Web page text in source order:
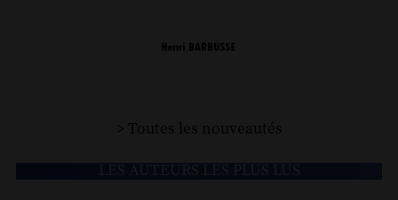
> Toutes les nouveautés